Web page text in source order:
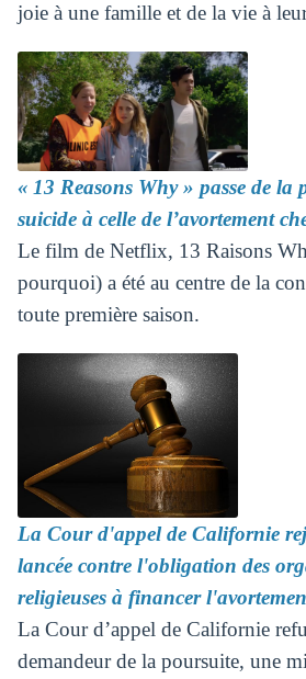
joie à une famille et de la vie à
« 13 Reasons Why » passe de la
suicide à celle de l’avortement
Le film de Netflix, 13 Raisons
pourquoi) a été au centre de la
toute première saison.
La Cour d'appel de Californie
lancée contre l'obligation des
religieuses à financer
La Cour d’appel de Californie
demandeur de la poursuite, une